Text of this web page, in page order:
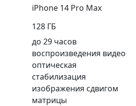
iPhone 14 Pro Max
128 ГБ
до 29 часов
воспроизведения видео
оптическая
стабилизация
изображения сдвигом
матрицы